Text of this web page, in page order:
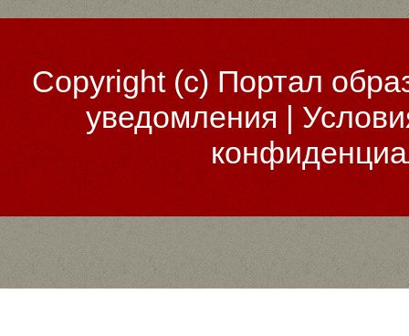
Copyright (c)Портал
уведомления |